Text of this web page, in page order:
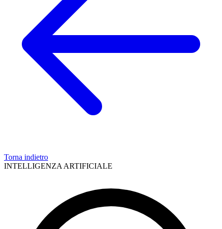
Torna indietro
INTELLIGENZA ARTIFICIALE